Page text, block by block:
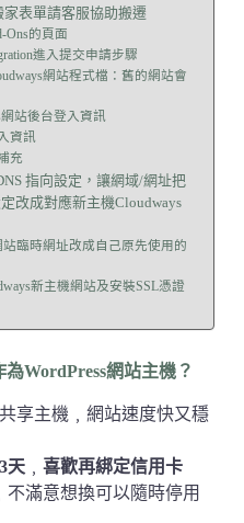
表單請客服協助搬遷
Ons的頁面
進入提交申請步驟
網站程式檔：舊的網站會
網站後台登入資訊
資訊
充
指向設定，讓網域/網址把
改成對應新主機Cloudways
站臨時網址改成自己原先使用的
新主機網站及安裝SSL憑證
WordPress網站主機？
享主機﹐網站速度快又穩
天﹐ 喜歡再綁定信用卡
不滿意想換可以隨時停用